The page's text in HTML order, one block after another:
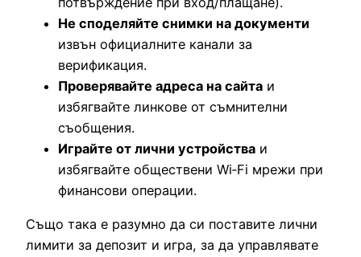
Не споделяйте снимки на документи
извън официалните канали за
верификация.
Проверявайте адреса на сайта и
избягвайте линкове от съмнителни
съобщения.
Играйте от лични устройства и
избягвайте обществени Wi‑Fi мрежи при
финансови операции.
Също така е разумно да си поставите лични
лимити за депозит и игра, за да управлявате